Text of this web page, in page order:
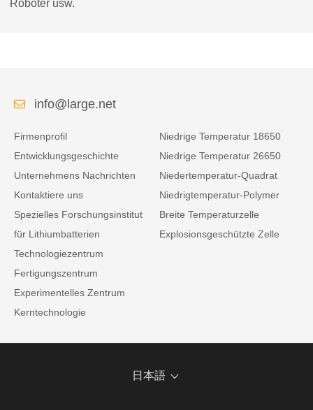
Roboter usw.
info@large.net
Firmenprofil
Entwicklungsgeschichte
Unternehmens Nachrichten
Kontaktiere uns
Spezielles Forschungsinstitut
für Lithiumbatterien
Technologiezentrum
Fertigungszentrum
Experimentelles Zentrum
Kerntechnologie
Niedrige Temperatur 18650
Niedrige Temperatur 26650
Niedertemperatur-Quadrat
Niedrigtemperatur-Polymer
Breite Temperaturzelle
Explosionsgeschützte Zelle
日本語